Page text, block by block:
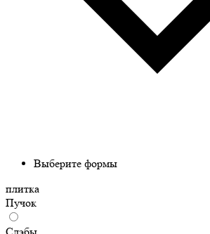
Выберите формы
плитка
Пучок